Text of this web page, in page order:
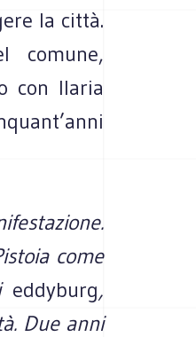
la città.
comune,
con Ilaria
come
eddyburg,
Due anni